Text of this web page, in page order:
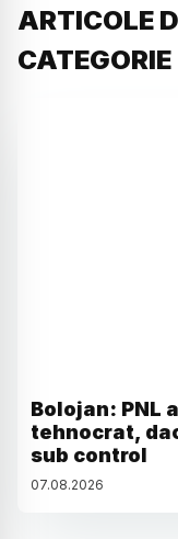
ARTICOLE
CATEGORIE
Bolojan: PNL
tehnocrat,
sub control
07.08.2026